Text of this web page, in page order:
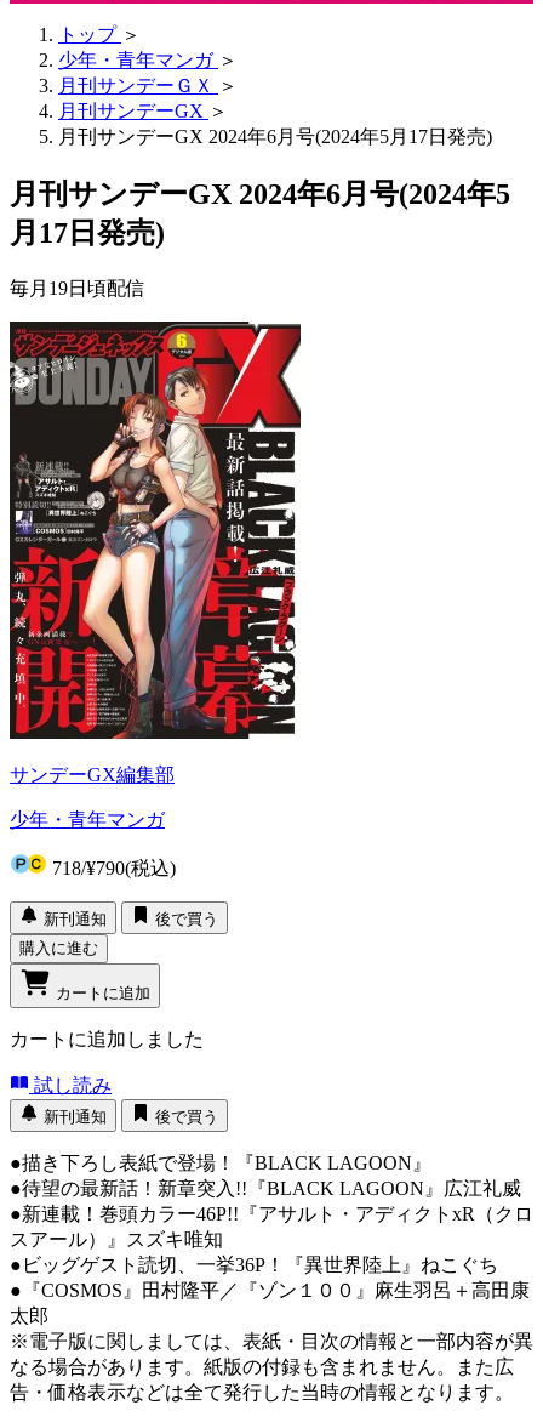
トップ ＞
少年・青年マンガ ＞
月刊サンデーＧＸ
＞
月刊サンデーGX ＞
月刊サンデーGX 2024年6月号(2024年5月17日発売)
月刊サンデーGX 2024年6月号(2024年5
月17日発売)
毎月19日頃配信
サンデーGX編集部
少年・青年マンガ
718/¥790(税込)
新刊通知
後で買う
購入に進む
カートに追加
カートに追加しました
試し読み
新刊通知 後で買う
●描き下ろし表紙で登場！『BLACK LAGOON』
●待望の最新話！新章突入!!『BLACK LAGOON』広江礼威
●新連載！巻頭カラー46P!!『アサルト・アディクトxR（クロ
スアール）』スズキ唯知
●ビッグゲスト読切、一挙36P！『異世界陸上』ねこぐち
●『COSMOS』田村隆平／『ゾン１００』麻生羽呂＋高田康
太郎
※電子版に関しましては、表紙・目次の情報と一部内容が異
なる場合があります。紙版の付録も含まれません。また広
告・価格表示などは全て発行した当時の情報となります。